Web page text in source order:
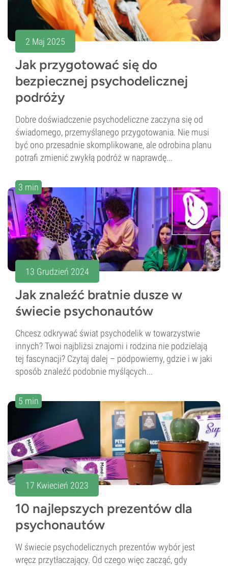
2 Maj 2025
Jak przygotować się do
bezpiecznej psychodelicznej
podróży
Dobre doświadczenie psychodeliczne zaczyna się od
świadomego, przemyślanego przygotowania. Nie musi
być ono przesadnie skomplikowane, ale odrobina planu
potrafi zmienić zwykłą podróż w naprawdę...
3 min
13 Grudzień 2024
Jak znaleźć bratnie dusze w
świecie psychonautów
Chcesz odkrywać świat psychodelik w towarzystwie
innych? Twoi najbliżsi znajomi i rodzina nie podzielają
tej fascynacji? Czytaj dalej – podpowiemy, gdzie i w jaki
sposób znaleźć podobnie myślących...
5 min
17 Kwiecień 2023
10 najlepszych prezentów dla
psychonautów
W świecie psychodelicznych prezentów wybór jest
wręcz przytłaczający. Od czego więc zacząć, gdy